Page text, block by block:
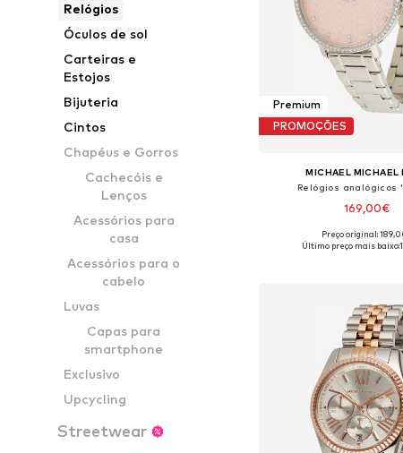
Relógios
Óculos de sol
Carteiras e
Estojos
Bijuteria
Cintos
Chapéus e Gorros
Cachecóis e
Lenços
Acessórios para
casa
Acessórios para o
cabelo
Luvas
Capas para
smartphone
Exclusivo
Upcycling
Streetwear
Premium
PROMOÇÕES
MICHAEL MICHAEL
Relógios analógicos
169,00€
Tamanhos disponíveis:
Preço original:
Último preço mais baixo: